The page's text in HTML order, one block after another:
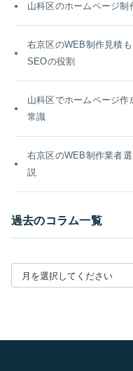
山科区のホームページ制
右京区のWEB制作見積
SEOの役割
山科区でホームページ
常識
右京区のWEB制作業者
説
過去のコラム一覧
月別アーカイブを選択